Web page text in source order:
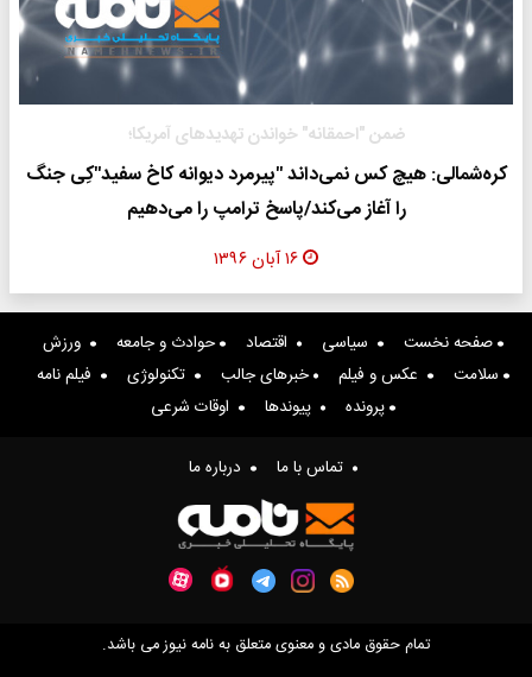
ضمن "احمقانه" خواندن تهدیدهای آمریکا؛
کره‌شمالی: هیچ کس نمی‌داند "پیرمرد دیوانه کاخ سفید"کِی جنگ
را آغاز می‌کند/پاسخ ترامپ را می‌دهیم
۱۶ آبان ۱۳۹۶
صفحه نخست سیاسی اقتصاد حوادث و جامعه
ورزش
سلامت
عکس و فیلم خبرهای جالب تکنولوژی
فیلم نامه
پرونده
پیوندها اوقات شرعی
تماس با ما درباره ما
تمام حقوق مادی و معنوی متعلق به نامه نیوز می باشد.